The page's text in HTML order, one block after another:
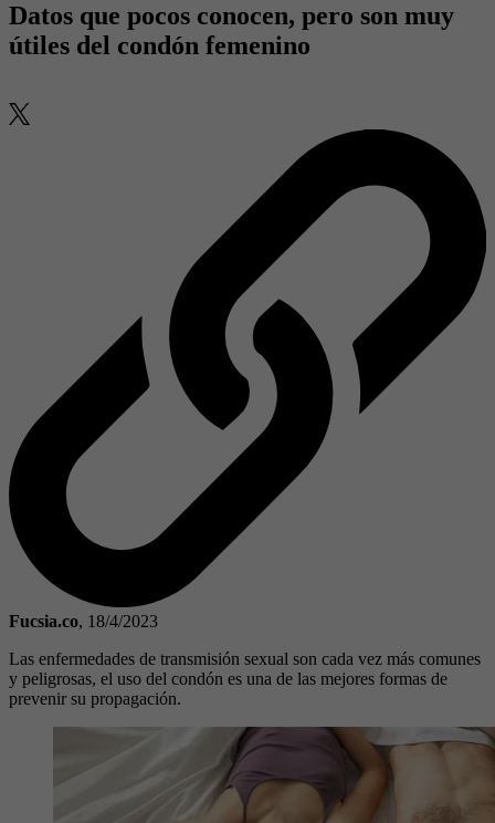
Datos que pocos conocen, pero son muy
útiles del condón femenino
Fucsia.co, 18/4/2023
Las enfermedades de transmisión sexual son cada vez más comunes
y peligrosas, el uso del condón es una de las mejores formas de
prevenir su propagación.